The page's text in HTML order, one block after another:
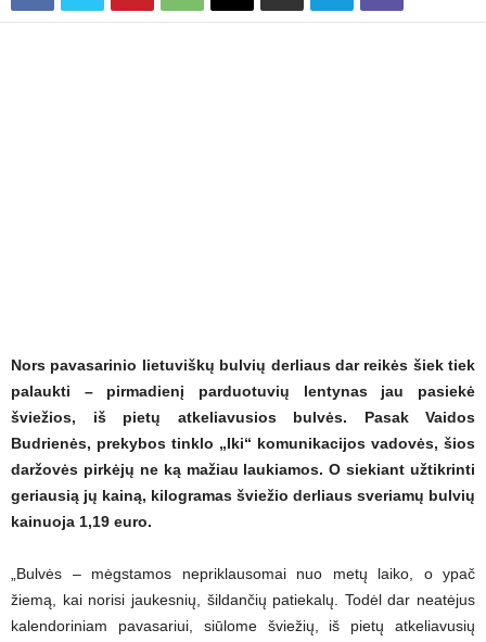
Nors pavasarinio lietuviškų bulvių derliaus dar reikės šiek tiek
palaukti – pirmadienį parduotuvių lentynas jau pasiekė
šviežios, iš pietų atkeliavusios bulvės. Pasak Vaidos
Budrienės, prekybos tinklo „Iki“ komunikacijos vadovės, šios
daržovės pirkėjų ne ką mažiau laukiamos. O siekiant užtikrinti
geriausią jų kainą, kilogramas šviežio derliaus sveriamų bulvių
kainuoja 1,19 euro.
„Bulvės – mėgstamos nepriklausomai nuo metų laiko, o ypač
žiemą, kai norisi jaukesnių, šildančių patiekalų. Todėl dar neatėjus
kalendoriniam pavasariui, siūlome šviežių, iš pietų atkeliavusių